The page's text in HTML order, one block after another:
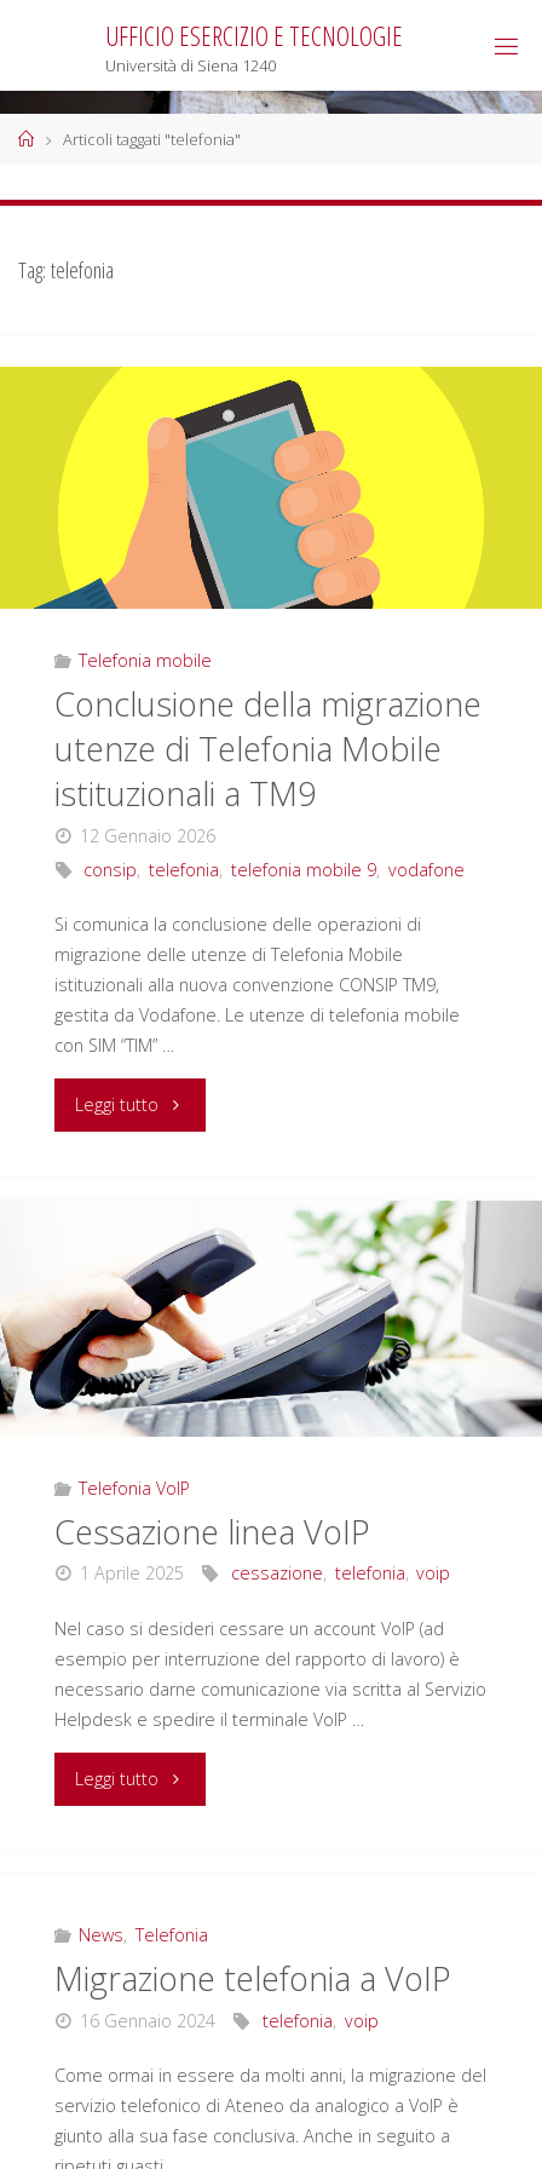
UFFICIO ESERCIZIO E TECNOLOGIE
Università di Siena 1240
HomeArticoli taggati "telefonia"
Tag: telefonia
Telefonia mobile
Conclusione della migrazione
utenze di Telefonia Mobile
istituzionali a TM9
12 Gennaio 2026
consip, telefonia, telefonia mobile 9, vodafone
Si comunica la conclusione delle operazioni di
migrazione delle utenze di Telefonia Mobile
istituzionali alla nuova convenzione CONSIP TM9,
gestita da Vodafone. Le utenze di telefonia mobile
con SIM “TIM” …
Leggi tutto "Conclusione
utenze
di
Telefonia
Mobile
a
TM9"
Telefonia VoIP
Cessazione linea VoIP
1 Aprile 2025 cessazione, telefonia, voip
Nel caso si desideri cessare un account VoIP (ad
esempio per interruzione del rapporto di lavoro) è
necessario darne comunicazione via scritta al Servizio
Helpdesk e spedire il terminale VoIP …
Leggi tutto "Cessazione
News, Telefonia
Migrazione telefonia a VoIP
16 Gennaio 2024 telefonia, voip
Come ormai in essere da molti anni, la migrazione del
servizio telefonico di Ateneo da analogico a VoIP è
giunto alla sua fase conclusiva. Anche in seguito a